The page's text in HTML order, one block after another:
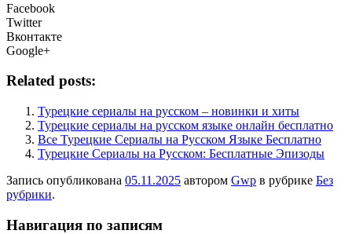
Facebook
Twitter
Вконтакте
Google+
Related posts:
Турецкие сериалы на русском – новинки и хиты
Турецкие сериалы на русском языке онлайн бесплатно
Все Турецкие Сериалы на Русском Языке Бесплатно
Турецкие Сериалы на Русском: Бесплатные Эпизоды
Запись опубликована 05.11.2025 автором Gwp в рубрике Без
рубрики.
Навигация по записям